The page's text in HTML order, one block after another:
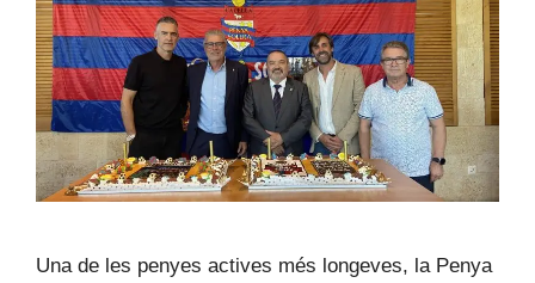
Una de les penyes actives més longeves, la Penya